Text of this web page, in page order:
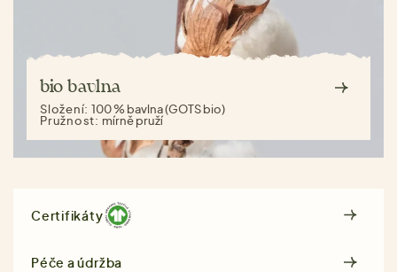
bio bavlna
Složení:100 % bavlna (GOTS bio)
Pružnost: mírně pruží
Certifikáty
Péče a údržba